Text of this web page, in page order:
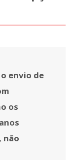
envio de
os
não